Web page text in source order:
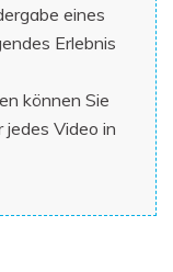
eines
Erlebnis
können Sie
Video in